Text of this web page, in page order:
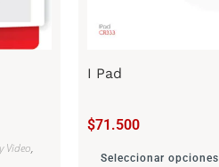
Video,
I Pad
$71.500
Seleccionar opciones